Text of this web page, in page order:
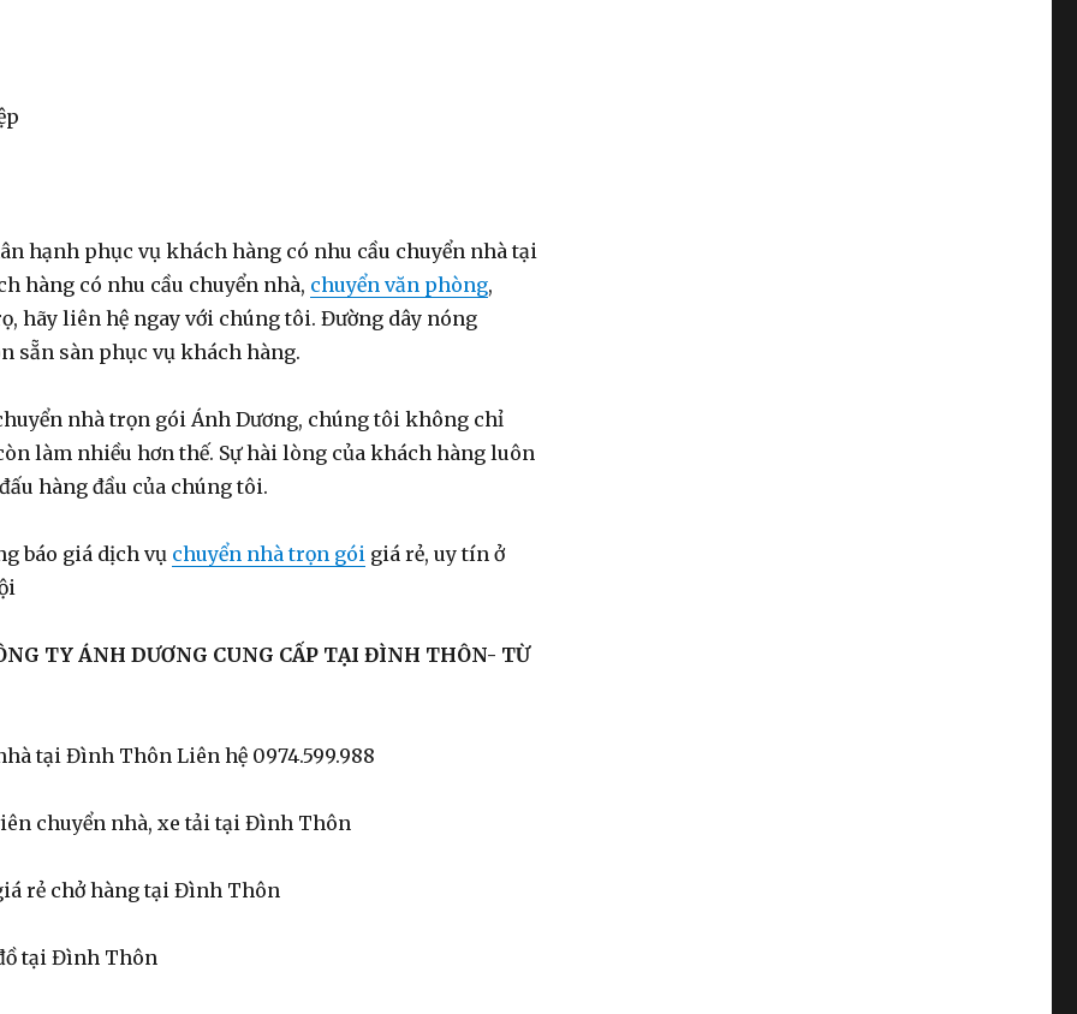
hạnh phục vụ khách hàng có nhu cầu chuyển nhà tại
hàng có nhu cầu chuyển nhà, chuyển văn phòng,
hãy liên hệ ngay với chúng tôi. Đường dây nóng
sẵn sàn phục vụ khách hàng.
nhà trọn gói Ánh Dương, chúng tôi không chỉ
làm nhiều hơn thế. Sự hài lòng của khách hàng luôn
hàng đầu của chúng tôi.
báo giá dịch vụ chuyển nhà trọn gói giá rẻ, uy tín ở
TY ÁNH DƯƠNG CUNG CẤP TẠI ĐÌNH THÔN- TỪ
tại Đình Thôn Liên hệ 0974.599.988
chuyển nhà, xe tải tại Đình Thôn
rẻ chở hàng tại Đình Thôn
tại Đình Thôn